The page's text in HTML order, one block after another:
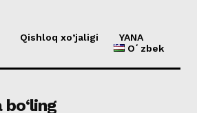
Qishloq xo’jaligi
YANA
Oʻzbek
bo‘ling